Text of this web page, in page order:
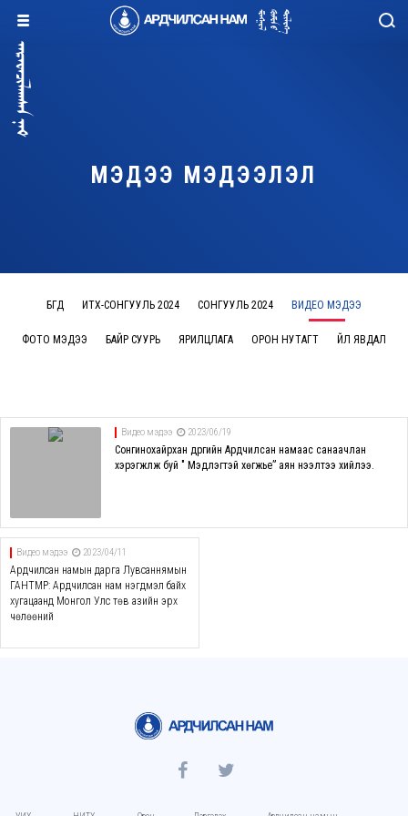
МЭДЭЭ МЭДЭЭЛЭЛ
БҮГД ИТХ-СОНГУУЛЬ 2024 СОНГУУЛЬ 2024 ВИДЕО МЭДЭЭ
ФОТО МЭДЭЭ БАЙР СУУРЬ ЯРИЛЦЛАГА ОРОН НУТАГТ ҮЙЛ ЯВДАЛ
Видео мэдээ 2023/06/19
Сонгинохайрхан дүүргийн Ардчилсан намаас санаачлан
хэрэгжүүлж буй " Мэдлэгтэй хөгжье” аян нээлтээ хийлээ.
Видео мэдээ 2023/04/11
Ардчилсан намын дарга Лувсаннямын
ГАНТӨМӨР: Ардчилсан нам нэгдмэл байх
хугацаанд Монгол Улс төв азийн эрх
чөлөөний